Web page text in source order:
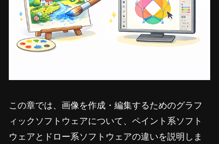
この章では、画像を作成・編集するためのグラフ
ィックソフトウェアについて、ペイント系ソフト
ウェアとドロー系ソフトウェアの違いを説明しま